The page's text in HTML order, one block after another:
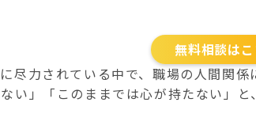
無料相談は
尽力されている中で、職場の人間関
い」「このままでは心が持たない」